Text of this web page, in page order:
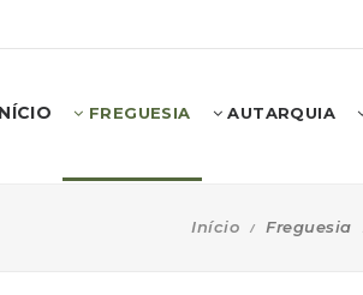
FREGUESIA AUTARQUIA
Início Freguesia